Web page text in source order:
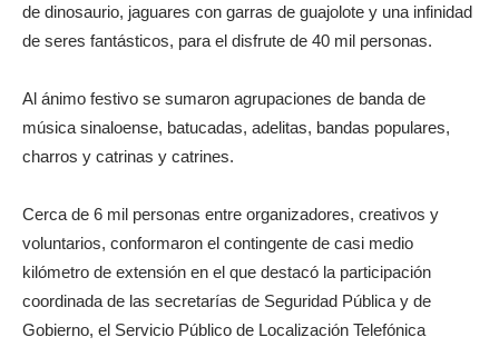
de dinosaurio, jaguares con garras de guajolote y una infinidad
de seres fantásticos, para el disfrute de 40 mil personas.
Al ánimo festivo se sumaron agrupaciones de banda de
música sinaloense, batucadas, adelitas, bandas populares,
charros y catrinas y catrines.
Cerca de 6 mil personas entre organizadores, creativos y
voluntarios, conformaron el contingente de casi medio
kilómetro de extensión en el que destacó la participación
coordinada de las secretarías de Seguridad Pública y de
Gobierno, el Servicio Público de Localización Telefónica